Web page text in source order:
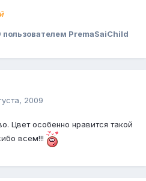
пользователем PremaSaiChild
2009
Цвет особенно нравится такой
всем!!!